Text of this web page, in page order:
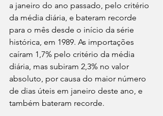
a janeiro do ano passado, pelo critério
da média diária, e bateram recorde
para o mês desde o início da série
histórica, em 1989. As importações
caíram 1,7% pelo critério da média
diária, mas subiram 2,3% no valor
absoluto, por causa do maior número
de dias úteis em janeiro deste ano, e
também bateram recorde.